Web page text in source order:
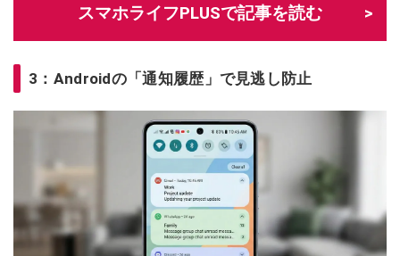
スマホライフPLUSで記事を読む
3：Androidの「通知履歴」で見逃し防止